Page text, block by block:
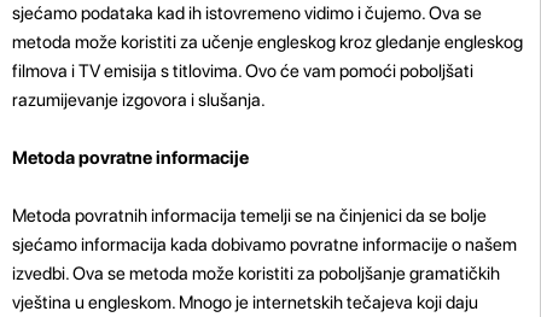
sjećamo podataka kad ih istovremeno vidimo i čujemo. Ova se
metoda može koristiti za učenje engleskog kroz gledanje engleskog
filmova i TV emisija s titlovima. Ovo će vam pomoći poboljšati
razumijevanje izgovora i slušanja.
Metoda povratne informacije
Metoda povratnih informacija temelji se na činjenici da se bolje
sjećamo informacija kada dobivamo povratne informacije o našem
izvedbi. Ova se metoda može koristiti za poboljšanje gramatičkih
vještina u engleskom. Mnogo je internetskih tečajeva koji daju